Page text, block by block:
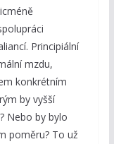
Principiální
mzdu,
konkrétním
by vyšší
Nebo by bylo
poměru? To už